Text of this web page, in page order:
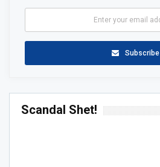
Subscribe
Scandal Shet!